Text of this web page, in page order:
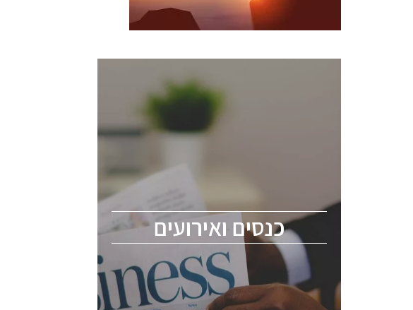
כנסים ואירועים
כנסים ואירועים
הסמיקונדקטור כולל מהנדסים, מומחים מקצועיים
ChipEx2026 will be held on May 12-13,
2026. The conference is intended for
everyone involved in the semiconductor
industry, including engineers, professional